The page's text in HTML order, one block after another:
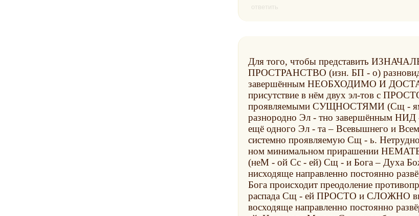
ответить
Для того, чтобы представить
ПРОСТРАНСТВО (изн. БП - о)
завершённым НЕОБХОДИМО И
присутствие в нём двух эл-тов с
проявляемыми СУЩНОСТЯМИ (Сщ -
разнородно Эл - тно завершённым НИД
ещё одного Эл - та – Всевышнего и
системно проявляемую Сщ - ь.
ном минимальном прирашении
(неМ - ой Сс - ей) Сщ - и Бога – Духа
нисходяще направленно постоянно
Бога происходит преодоление
распада Сщ - ей ПРОСТО и СЛОЖНО
восходяще направленно постоянно